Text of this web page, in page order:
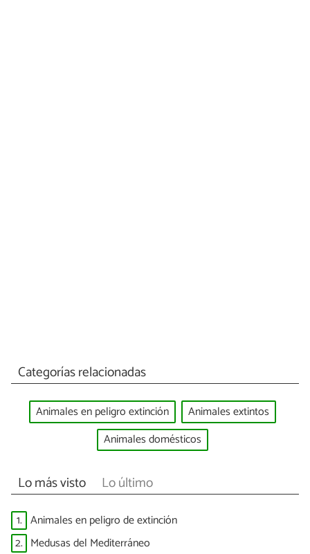
Categorías relacionadas
Animales en peligro extinción
Animales extintos
Animales domésticos
Lo más visto Lo último
1. Animales en peligro de extinción
2. Medusas del Mediterráneo